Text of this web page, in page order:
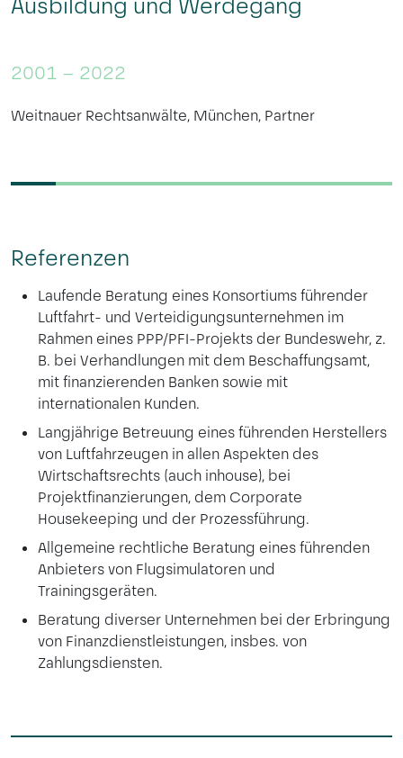
2001 – 2022
Weitnauer Rechtsanwälte, München, Partner
Referenzen
Laufende Beratung eines Konsortiums führender
Luftfahrt- und Verteidigungsunternehmen im
Rahmen eines PPP/PFI-Projekts der Bundeswehr, z.
B. bei Verhandlungen mit dem Beschaffungsamt,
mit finanzierenden Banken sowie mit
internationalen Kunden.
Langjährige Betreuung eines führenden Herstellers
von Luftfahrzeugen in allen Aspekten des
Wirtschaftsrechts (auch inhouse), bei
Projektfinanzierungen, dem Corporate
Housekeeping und der Prozessführung.
Allgemeine rechtliche Beratung eines führenden
Anbieters von Flugsimulatoren und
Trainingsgeräten.
Beratung diverser Unternehmen bei der Erbringung
von Finanzdienstleistungen, insbes. von
Zahlungsdiensten.